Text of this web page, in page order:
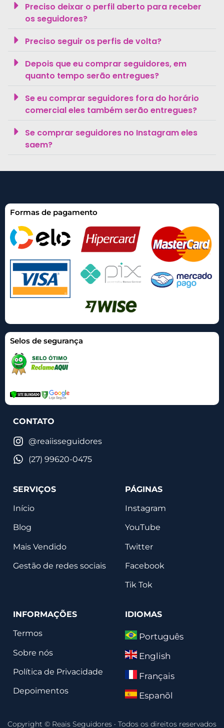
Preciso deixar o perfil aberto para receber
os seguidores?
Preciso seguir os perfis de volta?
Depois que eu comprar seguidores, em
quanto tempo serão entregues?
Se eu comprar seguidores fora do horário
comercial eles também serão entregues?
Se comprar seguidores no Instagram eles
saem?
Formas de pagamento
Selos de segurança
CONTATO
@reaiisseguidores
(27) 99620-0475
SERVIÇOS
Início
Blog
Mais Vendido
Gestão de redes sociais
PÁGINAS
Instagram
YouTube
Twitter
Facebook
Tik Tok
INFORMAÇÕES
Termos
Sobre nós
Política de Privacidade
Depoimentos
IDIOMAS
Português
English
Français
Espanõl
Copyright © Reais Seguidores · Todos os direitos reservados